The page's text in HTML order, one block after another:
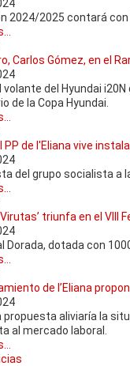
2024/2025 contará
Carlos Gómez, en el
volante del Hyundai
de la Copa Hyundai.
PP de l'Eliana vive
del grupo socialista a
triunfa en el VIII
Dorada, dotada con
de l’Eliana
propuesta aliviaría la
al mercado laboral.